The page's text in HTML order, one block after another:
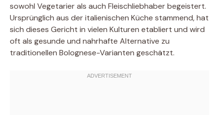
sowohl Vegetarier als auch Fleischliebhaber begeistert.
Ursprünglich aus der italienischen Küche stammend, hat
sich dieses Gericht in vielen Kulturen etabliert und wird
oft als gesunde und nahrhafte Alternative zu
traditionellen Bolognese-Varianten geschätzt.